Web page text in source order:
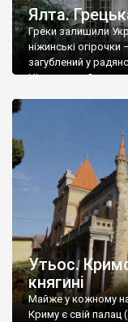
Ялта.
Греки залишили
ніжинські
загублений у
Ніжин греки?
Утьос.
княгині
Майже у кожному
Криму є свій палац